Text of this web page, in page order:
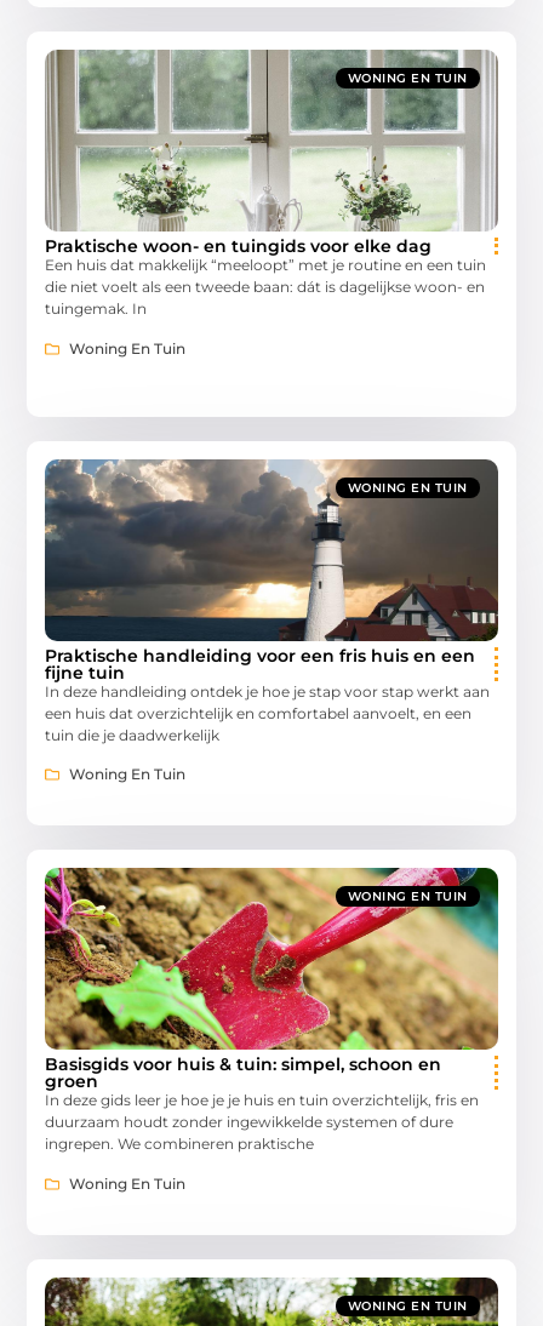
WONING EN TUIN
Praktische woon- en tuingids voor elke dag
Een huis dat makkelijk “meeloopt” met je routine en een tuin
die niet voelt als een tweede baan: dát is dagelijkse woon- en
tuingemak. In
Woning En Tuin
WONING EN TUIN
Praktische handleiding voor een fris huis en een
fijne tuin
In deze handleiding ontdek je hoe je stap voor stap werkt aan
een huis dat overzichtelijk en comfortabel aanvoelt, en een
tuin die je daadwerkelijk
Woning En Tuin
WONING EN TUIN
Basisgids voor huis & tuin: simpel, schoon en
groen
In deze gids leer je hoe je je huis en tuin overzichtelijk, fris en
duurzaam houdt zonder ingewikkelde systemen of dure
ingrepen. We combineren praktische
Woning En Tuin
WONING EN TUIN